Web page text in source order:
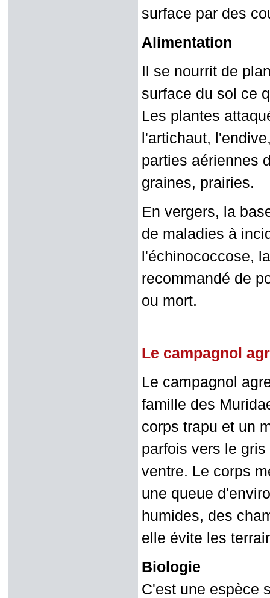
surface par des
Alimentation
Il se nourrit de
surface du sol ce
Les plantes
l'artichaut,
parties aériennes
graines, prairies.
En vergers, la
de maladies à
l'échinococcose,
recommandé de
ou mort.
Le campagnol
Le campagnol
famille des
corps trapu et un
parfois vers le
ventre. Le corps
une queue
humides, des
elle évite les
Biologie
C'est une espèce